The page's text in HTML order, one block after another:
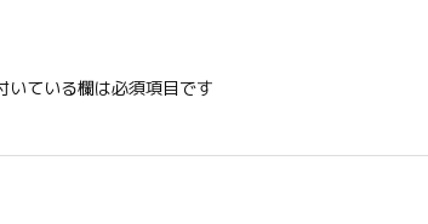
いている欄は必須項目です